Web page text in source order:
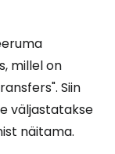
millel on
Siin
väljastatakse
näitama.